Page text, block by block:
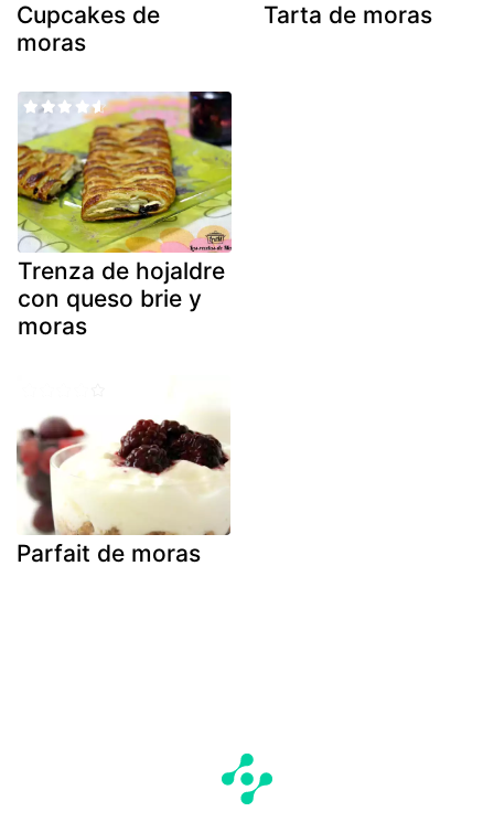
Cupcakes de
moras
Tarta de moras
Trenza de hojaldre
con queso brie y
moras
Parfait de moras